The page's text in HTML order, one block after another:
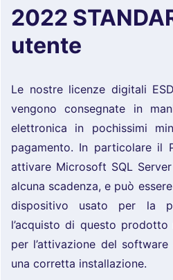
2022
utente
Le nostre licenze digitali
vengono consegnate in
elettronica in pochissimi
pagamento. In particolare il
attivare Microsoft SQL
alcuna scadenza, e può
dispositivo usato per la
l’acquisto di questo
per l’attivazione del
una corretta installazione.